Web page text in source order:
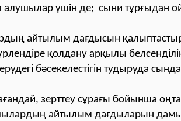
алушылар үшін де; сыни тұрғыдан
айтылым дағдысын
қолдану арқылы
бәсекелестігін тудыруда
зерттеу сұрағы бойынша
айтылым дағдыларын